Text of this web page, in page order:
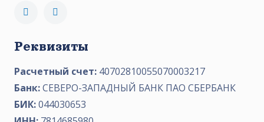
Реквизиты
Расчетный счет: 40702810055070003217
Банк:СЕВЕРО-ЗАПАДНЫЙ БАНК ПАО СБЕРБАНК
БИК:044030653